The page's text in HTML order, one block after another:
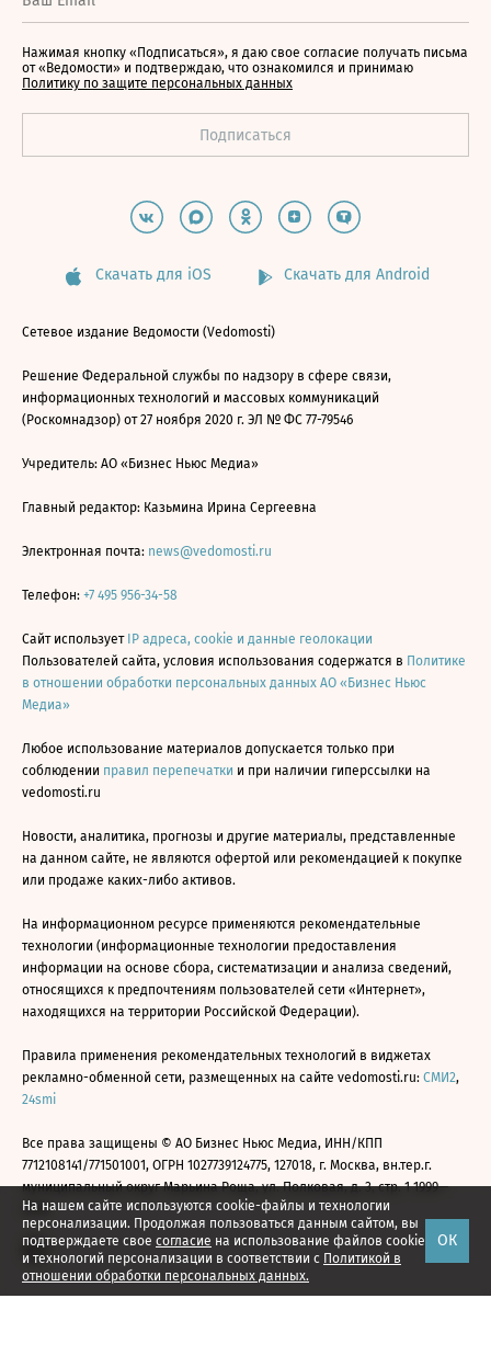
На нашем сайте используются cookie-файлы и технологии
персонализации. Продолжая пользоваться данным сайтом, вы
подтверждаете свое согласие на использование файлов cookie
и технологий персонализации в соответствии с Политикой в
отношении обработки персональных данных.
ОК
Нажимая кнопку «Подписаться», я даю свое согласие получать письма
от «Ведомости» и подтверждаю, что ознакомился и принимаю
Политику по защите персональных данных
Скачать для iOS Скачать для Android
Сетевое издание Ведомости (Vedomosti)
Решение Федеральной службы по надзору в сфере связи,
информационных технологий и массовых коммуникаций
(Роскомнадзор) от 27 ноября 2020 г. ЭЛ № ФС 77-79546
Учредитель: АО «Бизнес Ньюс Медиа»
Главный редактор: Казьмина Ирина Сергеевна
Электронная почта: news@vedomosti.ru
Телефон: +7 495 956-34-58
Сайт использует IP адреса, cookie и данные геолокации
Пользователей сайта, условия использования содержатся в Политике
в отношении обработки персональных данных АО «Бизнес Ньюс
Медиа»
Любое использование материалов допускается только при
соблюдении правил перепечатки и при наличии гиперссылки на
vedomosti.ru
Новости, аналитика, прогнозы и другие материалы, представленные
на данном сайте, не являются офертой или рекомендацией к покупке
или продаже каких-либо активов.
На информационном ресурсе применяются рекомендательные
технологии (информационные технологии предоставления
информации на основе сбора, систематизации и анализа сведений,
относящихся к предпочтениям пользователей сети «Интернет»,
находящихся на территории Российской Федерации).
Правила применения рекомендательных технологий в виджетах
рекламно-обменной сети, размещенных на сайте vedomosti.ru: СМИ2,
24smi
Все права защищены © АО Бизнес Ньюс Медиа, ИНН/КПП
7712108141/771501001, ОГРН 1027739124775, 127018, г. Москва, вн.тер.г.
муниципальный округ Марьина Роща, ул. Полковая, д. 3, стр. 1 1999—
2026